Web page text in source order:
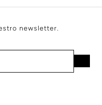
newsletter.